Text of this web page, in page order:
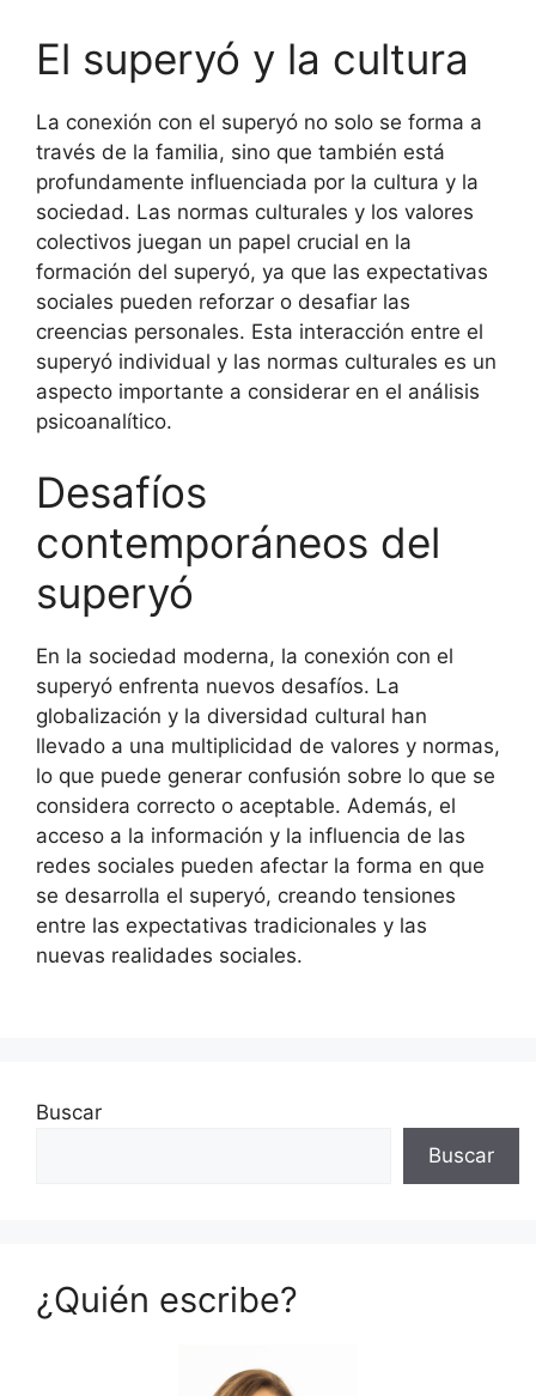
El superyó y la cultura
La conexión con el superyó no solo se forma a
través de la familia, sino que también está
profundamente influenciada por la cultura y la
sociedad. Las normas culturales y los valores
colectivos juegan un papel crucial en la
formación del superyó, ya que las expectativas
sociales pueden reforzar o desafiar las
creencias personales. Esta interacción entre el
superyó individual y las normas culturales es un
aspecto importante a considerar en el análisis
psicoanalítico.
Desafíos
contemporáneos del
superyó
En la sociedad moderna, la conexión con el
superyó enfrenta nuevos desafíos. La
globalización y la diversidad cultural han
llevado a una multiplicidad de valores y normas,
lo que puede generar confusión sobre lo que se
considera correcto o aceptable. Además, el
acceso a la información y la influencia de las
redes sociales pueden afectar la forma en que
se desarrolla el superyó, creando tensiones
entre las expectativas tradicionales y las
nuevas realidades sociales.
Buscar
Buscar
¿Quién escribe?